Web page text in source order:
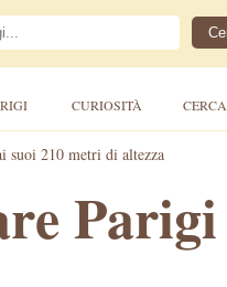
CURIOSITÀ CERCA
suoi 210 metri di altezza
Parigi